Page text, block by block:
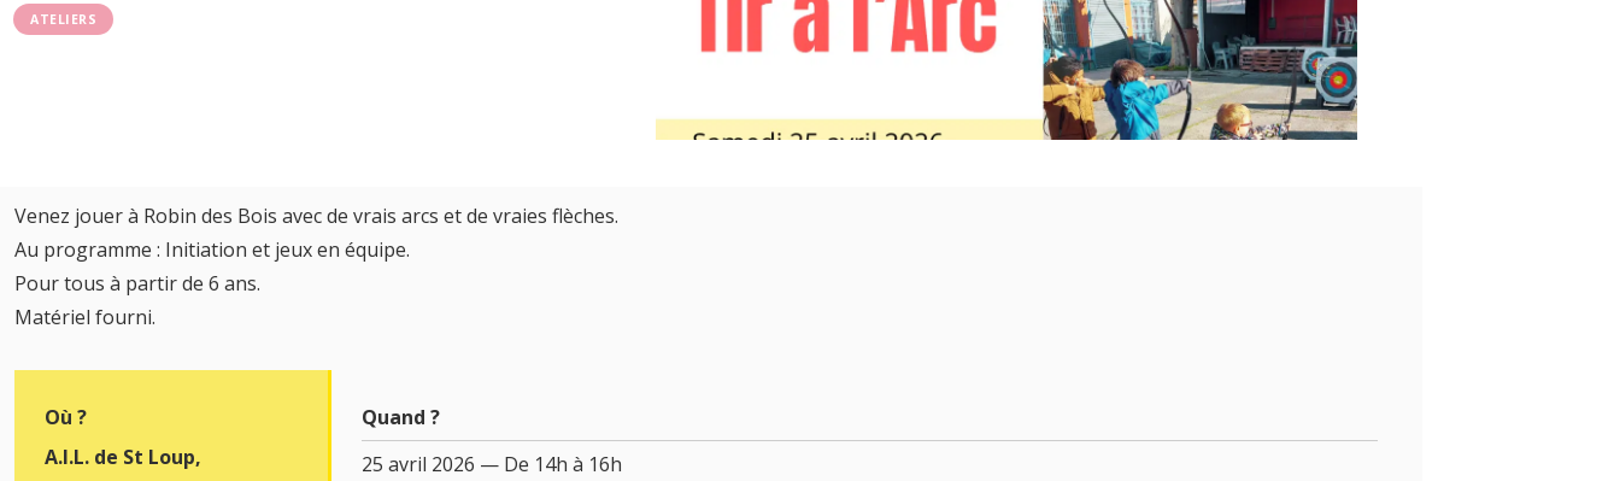
ATELIERS
Venez jouer à Robin des Bois avec de vrais arcs et de vraies flèches.
Au programme : Initiation et jeux en équipe.
Pour tous à partir de 6 ans.
Matériel fourni.
Où ?
A.I.L. de St Loup,
Quand ?
25 avril 2026 — De 14h à 16h